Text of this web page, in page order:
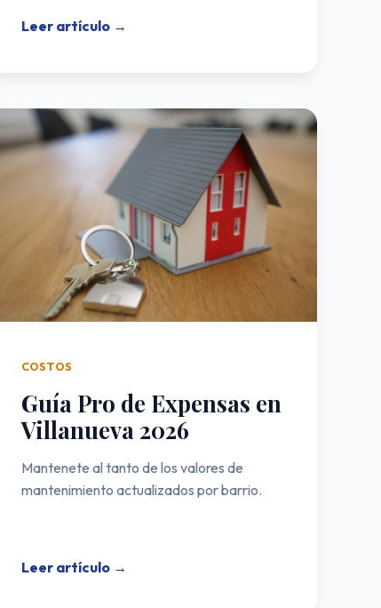
Leer artículo →
COSTOS
Guía Pro de Expensas en
Villanueva 2026
Mantenete al tanto de los valores de
mantenimiento actualizados por barrio.
Leer artículo →